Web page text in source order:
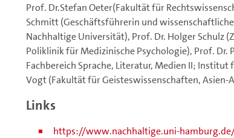
Prof. Dr.Stefan Oeter(Fakultät für
Schmitt (Geschäftsführerin und
Nachhaltige Universität), Prof. Dr. Holger Schulz
Poliklinik für Medizinische Psychologie), Prof.
Fachbereich Sprache, Literatur, Medien II;
Vogt (Fakultät für Geisteswissenschaften,
Links
https://www.nachhaltige.uni-